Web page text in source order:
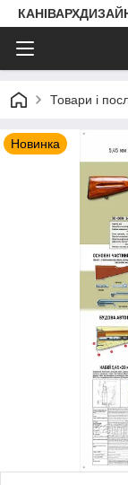
Товари і
Новинка